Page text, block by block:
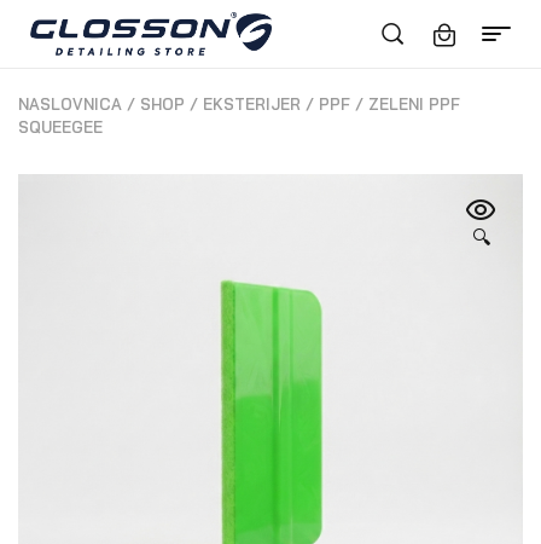
NASLOVNICA / SHOP / EKSTERIJER / PPF / ZELENI PPF
SQUEEGEE
🔍